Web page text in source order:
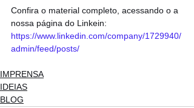
Confira o material completo, acessando o a
nossa página do Linkein:
https://www.linkedin.com/company/1729940/
admin/feed/posts/
IMPRENSA
IDEIAS
BLOG